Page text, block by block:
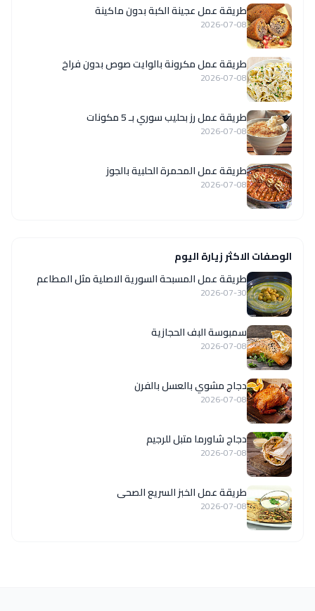
طريقة عمل عجينة الكبة بدون ماكينة
2026-07-08
طريقة عمل مكرونة بالوايت صوص بدون فراخ
2026-07-08
طريقة عمل رز بحليب سوري بـ 5 مكونات
2026-07-08
طريقة عمل المحمرة الحلبية بالجوز
2026-07-08
الوصفات الاكثر زيارة اليوم
‏طريقة عمل المسبحة السورية الاصلية مثل المطاعم
2026-07-30
سمبوسة البف الحجازية
2026-07-08
دجاج مشوي بالعسل بالفرن
2026-07-08
دجاج شاورما متبل للرجيم
2026-07-08
طريقة عمل الخبز السريع الصحى
2026-07-08